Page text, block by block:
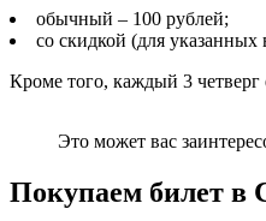
обычный – 100 рублей;
со скидкой (для
Кроме того, каждый 3 четверг
Это может вас
Покупаем билет в